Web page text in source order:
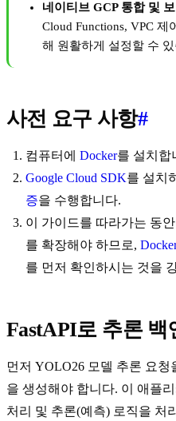
네이티브 GCP 통합 및
Cloud Functions, VPC
해 원활하게 설정할 수
사전 요구 사항#
컴퓨터에 Docker를 설치합
Google Cloud SDK를 설치
증을 수행합니다.
이 가이드를 따라가는 동안
를 확장해야 하므로,
를 먼저 확인하시는 것을
FastAPI로 추론 백
먼저 YOLO26 모델 추론 요청
을 생성해야 합니다. 이 애플
처리 및 추론(예측) 로직을 처